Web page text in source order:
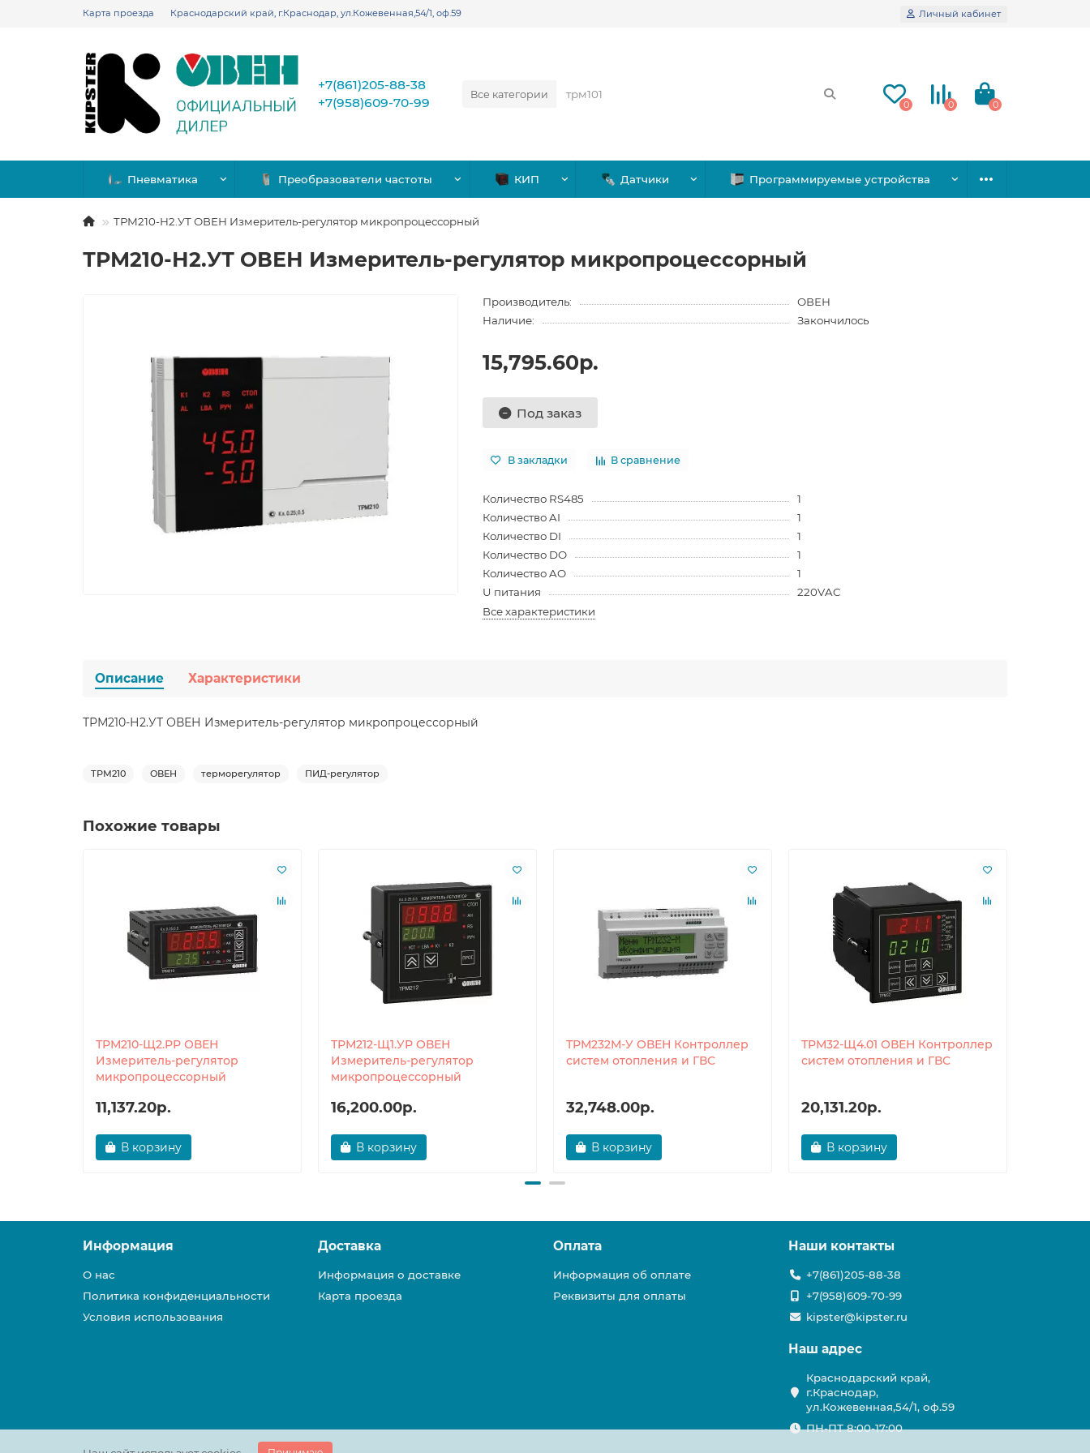
Карта проезда Краснодарский край, г.Краснодар, ул.Кожевенная,54/1, оф.59 Личный кабинет
Все категории
+7(861)205-88-38
+7(958)609-70-99
0 0 0
Пневматика Преобразователи частоты КИП Датчики Программируемые устройства
ТРМ210-Н2.УТ ОВЕН Измеритель-регулятор микропроцессорный
ТРМ210-Н2.УТ ОВЕН Измеритель-регулятор микропроцессорный
Производитель:
ОВЕН
Наличие:
Закончилось
15,795.60р.
Под заказ
В закладки В сравнение
Количество RS485
1
Количество AI
1
Количество DI
1
Количество DO
1
Количество AO
1
U питания
220VAC
Все характеристики
Описание Характеристики
ТРМ210-Н2.УТ ОВЕН Измеритель-регулятор микропроцессорный
ТРМ210 ОВЕН терморегулятор ПИД-регулятор
Похожие товары
ТРМ210-Щ2.РР ОВЕН
Измеритель-регулятор
микропроцессорный
11,137.20р.
В корзину
ТРМ212-Щ1.УР ОВЕН
Измеритель-регулятор
микропроцессорный
16,200.00р.
В корзину
ТРМ232М-У ОВЕН Контроллер
систем отопления и ГВС
32,748.00р.
В корзину
ТРМ32-Щ4.01 ОВЕН Контроллер
систем отопления и ГВС
20,131.20р.
В корзину
Информация
О нас
Политика конфиденциальности
Условия использования
Доставка
Информация о доставке
Карта проезда
Оплата
Информация об оплате
Реквизиты для оплаты
Наши контакты
+7(861)205-88-38
+7(958)609-70-99
kipster@kipster.ru
Наш адрес
Краснодарский край,
г.Краснодар,
ул.Кожевенная,54/1, оф.59
ПН-ПТ 8:00-17:00